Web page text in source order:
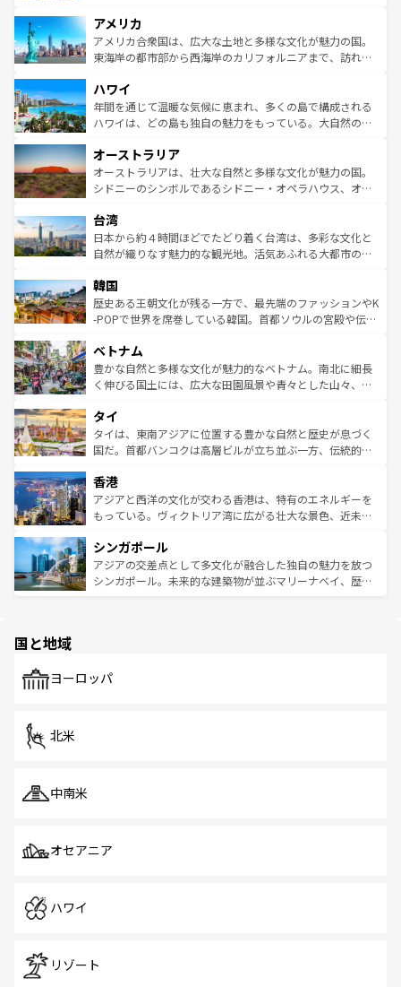
ンツ一覧を参照してほしい。
の建物がそのまま残る町や、スイスならではのユニークな
博物館もあり、アルプス観光だけでなく町歩きも満喫する
ことができる。国民の所得が高いため物価も高いが、旅行
ば市内交通費無料で観光を楽しむこともできる。 なお、新
着のスイス情報はコンテンツ一覧 を参照してほしい。
アメリカ
アメリカ合衆国は、広大な土地と多様な文化が魅力の国。
東海岸の都市部から西海岸のカリフォルニアまで、訪れる
のような巨大都市は、観光、ショッピング、エンターテイ
ンメントが詰まった刺激的なスポットだ。一方、アメリカ
西部には大自然が広がり、グランドキャニオンやイエロー
部のニューオーリンズでは、音楽と美食が融合した独特の
文化が魅力。旅行者はアメリカの各地域で異なる魅力を楽
しみながら、その多様性と豊かな歴史を感じることができ
ならではの贅沢な旅のスタイルだ。 なお、新着のアメリカ
情報はコンテンツ一覧を参照してほしい。
ハワイ
年間を通じて温暖な気候に恵まれ、多くの島で構成される
ハワイは、どの島も独自の魅力をもっている。大自然の神
ワイ島は見逃せない。また、定番の観光地といえばオアフ
島だが、静かな自然を求めるならマウイ島やカウアイ島が
おすすめ。エメラルドグリーンに輝く海をはじめ、豊かな
れるおもてなしの心で訪れる人々を迎えてくれるハワイの
人々、おいしいローカルフードやハワイアンミュージッ
ク、伝統的なフラダンスなど、すべてがハワイの魅力を彩
ワイを、存分に味わってほしい。 なお、新着のハワイ情報
はコンテンツ一覧を参照してほしい。
オーストラリア
オーストラリアは、壮大な自然と多様な文化が魅力の国。
シドニーのシンボルであるシドニー・オペラハウス、オー
リアリーフや大陸中央部にそびえるウルル（エアーズロッ
ク）、タスマニアの美しい原生林やケアンズの熱帯雨林な
ど、見どころがたくさん。また、カフェやワイン、オージ
いる。アクティビティも充実しており、サーフィンやダイ
ビング、ハイキングなど、アウトドア好きにはたまらな
い。オーストラリアの多彩な魅力を存分に味わいつくそ
参照してほしい。
台湾
日本から約４時間ほどでたどり着く台湾は、多彩な文化と
自然が織りなす魅力的な観光地。活気あふれる大都市の台
ン）、静ひつな山岳地帯である台湾東部など、都市の喧騒
と山間の静けさが共存しており、訪れる人に新しい発見と
驚きをもたらしてくれる。また、奥深い台湾の食文化も魅
容にもいいと評判のスイーツなど、バラエティ豊かな料理
が味わえる。 なお、新着の台湾情報は コンテンツ一覧を参
照してほしい。
韓国
歴史ある王朝文化が残る一方で、最先端のファッションやK
-POPで世界を席巻している韓国。首都ソウルの宮殿や伝統
き、地方に足を延ばせば四季折々の自然美を楽しむことが
できる。そして、キムチや焼肉、絶品のストリートフード
まで、さまざまな韓国料理が待っている。夜には、韓国な
リティに包まれながら、韓国の多彩な魅力を心ゆくまで味
わってみてほしい。 なお、新着の韓国情報はコンテンツ一
覧を参照してほしい。
ベトナム
豊かな自然と多様な文化が魅力的なベトナム。南北に細長
く伸びる国土には、広大な田園風景や青々とした山々、世
急速な発展と共に伝統が息づく。ハノイの古い町並みやホ
ーチミン市のフランス統治時代の建物も、独特の雰囲気を
醸し出している。また、バラエティの豊かさとおいしさで
とつ。フォーやバインミー、ベトナムコーヒーなどは、ぜ
ひ現地で味わいたい。どの地域を訪れてもあたたかい人々
が旅行者を迎えてくれるので、きっと忘れられない旅にな
参照してほしい。
タイ
タイは、東南アジアに位置する豊かな自然と歴史が息づく
国だ。首都バンコクは高層ビルが立ち並ぶ一方、伝統的な
の活気が交差している。北部ではチェンマイなどの山岳地
帯で自然と触れ合い、南部ではプーケットやクラビの美し
いビーチでリゾート気分を楽しむことができる。タイ料理
激する。気候は一年中温暖で、どの季節にも異なる楽しみ
が待っている。親しみやすいタイの人々、仏教を中心とし
た文化、そして多様な観光資源が、訪れる旅人を魅了し続
香港
アジアと西洋の文化が交わる香港は、特有のエネルギーを
もっている。ヴィクトリア湾に広がる壮大な景色、近未来
み、どこを訪れても感動するはず。観光スポットが密集し
ており、効率よく見どころを回れるのも魅力。息をのむよ
うな絶景から文化的な体験まで、香港を存分に楽しみ尽く
シンガポール
アジアの交差点として多文化が融合した独自の魅力を放つ
シンガポール。未来的な建築物が並ぶマリーナベイ、歴史
で、ホーカーズは地元の風情を楽しめる外せないスポット
国と地域
ヨーロッパ
北米
中南米
オセアニア
ハワイ
リゾート